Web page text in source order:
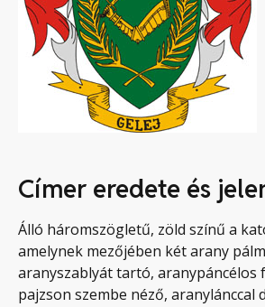
Címer eredete és
Álló háromszögletű, zöld színű a
amelynek mezőjében két arany
aranyszablyát tartó, aranypáncélos
pajzson szembe néző, aranylánccal